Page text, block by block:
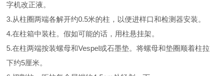
字机改正液。
3.从柱圈两端各解开约0.5米的柱，以便进样口和检测器安装。
4.在柱箱中装柱。假如可能的话，用柱悬挂架。
5.在柱两端按装螺母和Vespel或石墨垫。将螺母和垫圈顺着柱拉
下约5厘米。